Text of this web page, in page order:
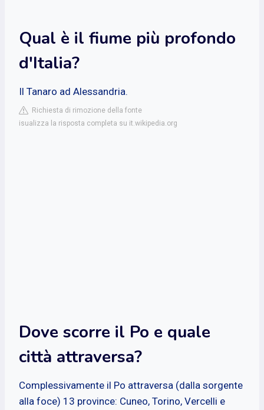
Qual è il fiume più profondo
d'Italia?
Il Tanaro ad Alessandria.
Richiesta di rimozione della fonte
isualizza la risposta completa su it.wikipedia.org
Dove scorre il Po e quale
città attraversa?
Complessivamente il Po attraversa (dalla sorgente
alla foce) 13 province: Cuneo, Torino, Vercelli e